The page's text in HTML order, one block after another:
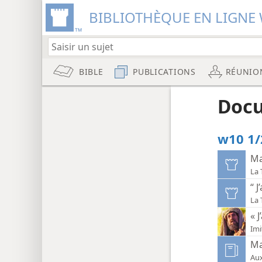
BIBLIOTHÈQUE EN
BIBLE PUBLICATIONS
w10
“
«